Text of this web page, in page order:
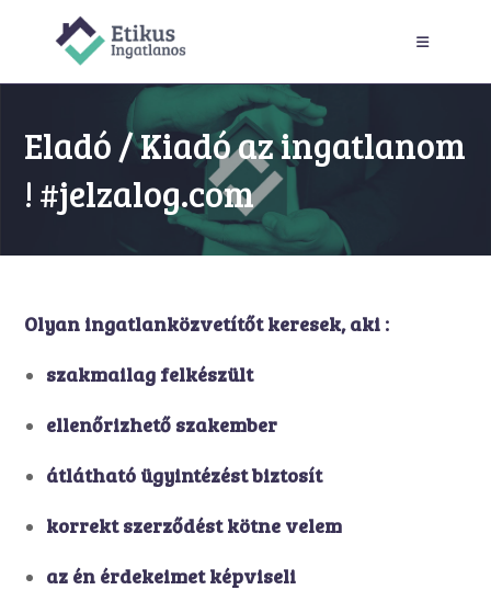
Eladó / Kiadó az ingatlanom
! #jelzalog.com
Olyan ingatlanközvetítőt keresek, aki :
szakmailag felkészült
ellenőrizhető szakember
átlátható ügyintézést biztosít
korrekt szerződést kötne velem
az én érdekeimet képviseli